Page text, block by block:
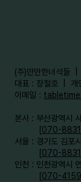
​(주)만만한녀석들
대표 : 장철호 | 개
이메일 :
본사 : 부산광역시
[070-
서울 : 경기도 김포
[070-
인천 : 인천광역시
[070-